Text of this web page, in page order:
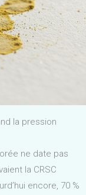
la pression
ne date pas
la CRSC
encore, 70 %